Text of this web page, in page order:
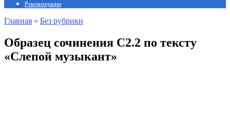
Рекомендации
Главная » Без рубрики
Образец сочинения С2.2 по тексту
«Слепой музыкант»